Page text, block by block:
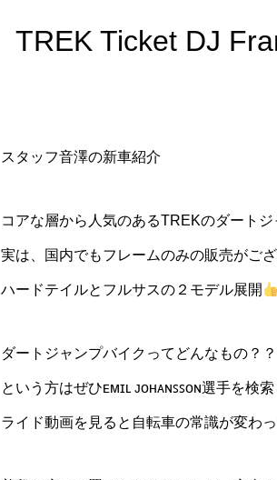
TREK Ticket DJ
スタッフ音澤の新車紹介
コアな層から人気のあるTREKのダート
実は、国内でもフレームのみの販売がござ
ハードテイルとフルサスの２モデル展開
ダートジャンプバイクってどんなもの？？
という方はぜひᴇᴍɪʟ ᴊᴏʜᴀɴꜱꜱᴏɴ選手を検
ライド動画を見ると自転車の常識が変わ